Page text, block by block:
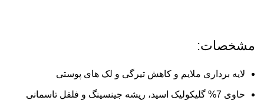
مشخصات:
لایه برداری ملایم و کاهش تیرگی و لک های پوستی
حاوی 7% گلیکولیک اسید، ریشه جینسینگ و فلفل تاسمانی